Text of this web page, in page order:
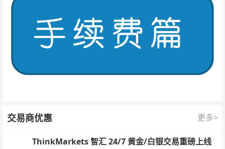
交易商优惠 更多>
ThinkMarkets 智汇 24/7 黄金/白银交易重磅上线